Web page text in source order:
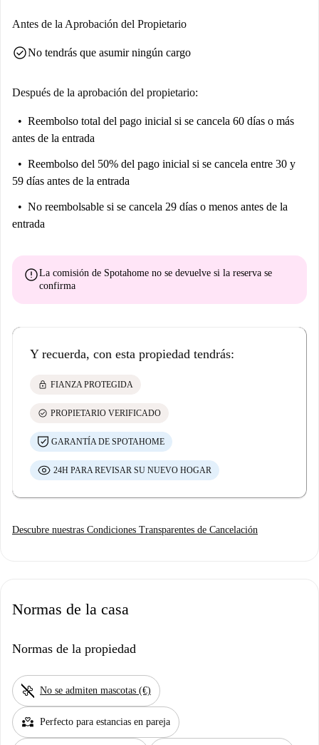
Antes de la Aprobación del Propietario
check_circleNo tendrás que asumir ningún cargo
Después de la aprobación del propietario:
Reembolso total del pago inicial si se cancela 60 días o más
antes de la entrada
Reembolso del 50% del pago inicial si se cancela entre 30 y
59 días antes de la entrada
No reembolsable si se cancela 29 días o menos antes de la
entrada
errorLa comisión de Spotahome no se devuelve si la reserva se
confirma
Y recuerda, con esta propiedad tendrás:
lock FIANZA PROTEGIDA
check_circle PROPIETARIO VERIFICADO
GARANTÍA DE SPOTAHOME
24H PARA REVISAR SU NUEVO HOGAR
Descubre nuestras Condiciones Transparentes de Cancelación
Normas de la casa
Normas de la propiedad
pet_supplies No se admiten mascotas (€)
partner_heart Perfecto para estancias en pareja